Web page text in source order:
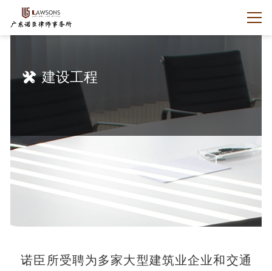
建设工程
诺臣所受聘为多家大型建筑业企业和交通